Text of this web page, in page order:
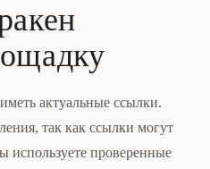
актуальные ссылки.
так как ссылки могут
используете проверенные